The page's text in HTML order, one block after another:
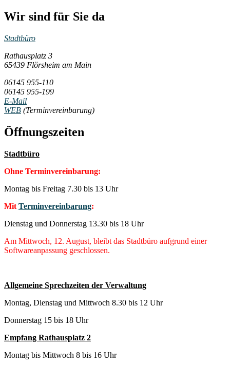
Wir sind für Sie da
Stadtbüro
Rathausplatz 3
65439 Flörsheim am Main
06145 955-110
06145 955-199
E-Mail
WEB (Terminvereinbarung)
Öffnungszeiten
Stadtbüro
Ohne Terminvereinbarung:
Montag bis Freitag 7.30 bis 13 Uhr
Mit Terminvereinbarung:
Dienstag und Donnerstag 13.30 bis 18 Uhr
Am Mittwoch, 12. August, bleibt das Stadtbüro aufgrund einer
Softwareanpassung geschlossen.
Allgemeine Sprechzeiten der Verwaltung
Montag, Dienstag und Mittwoch 8.30 bis 12 Uhr
Donnerstag 15 bis 18 Uhr
Empfang Rathausplatz 2
Montag bis Mittwoch 8 bis 16 Uhr